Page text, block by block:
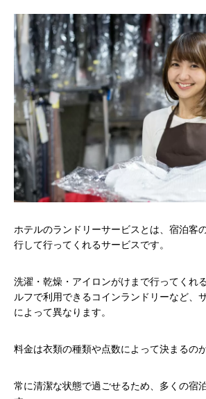
ホテルのランドリーサービスとは、宿泊客
行して行ってくれるサービスです。
洗濯・乾燥・アイロンがけまで行ってくれ
ルフで利用できるコインランドリーなど、
によって異なります。
料金は衣類の種類や点数によって決まるの
常に清潔な状態で過ごせるため、多くの宿